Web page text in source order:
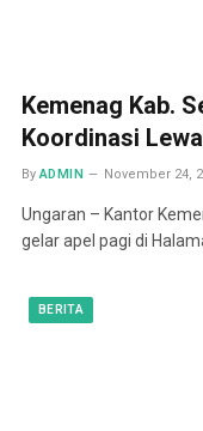
Kemenag Kab.
Koordinasi
By ADMIN November 24,
Ungaran – Kantor
gelar apel pagi di
BERITA